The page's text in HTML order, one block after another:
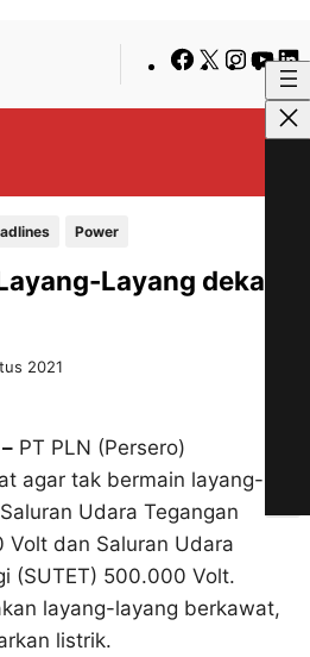
Facebook
X
Power
Layang dekat
2021
PT PLN (Persero)
agar tak bermain layang-
Udara Tegangan
Volt dan Saluran Udara
(SUTET) 500.000 Volt.
layang-layang berkawat,
listrik.